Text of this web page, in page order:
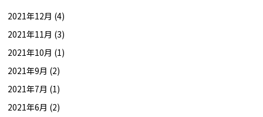
2021年12月 (4)
2021年11月 (3)
2021年10月 (1)
2021年9月 (2)
2021年7月 (1)
2021年6月 (2)